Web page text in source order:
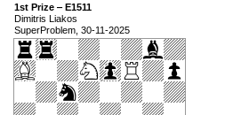
1st Prize ‒ E1511
Dimitris Liakos
SuperProblem, 30-11-2025